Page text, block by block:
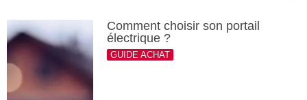
Comment choisir son portail
électrique ?
GUIDE ACHAT